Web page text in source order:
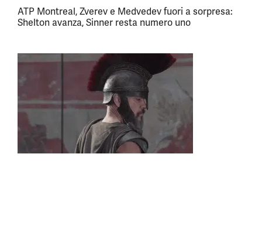
ATP Montreal, Zverev e Medvedev fuori a sorpresa:
Shelton avanza, Sinner resta numero uno